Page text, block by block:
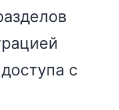
с